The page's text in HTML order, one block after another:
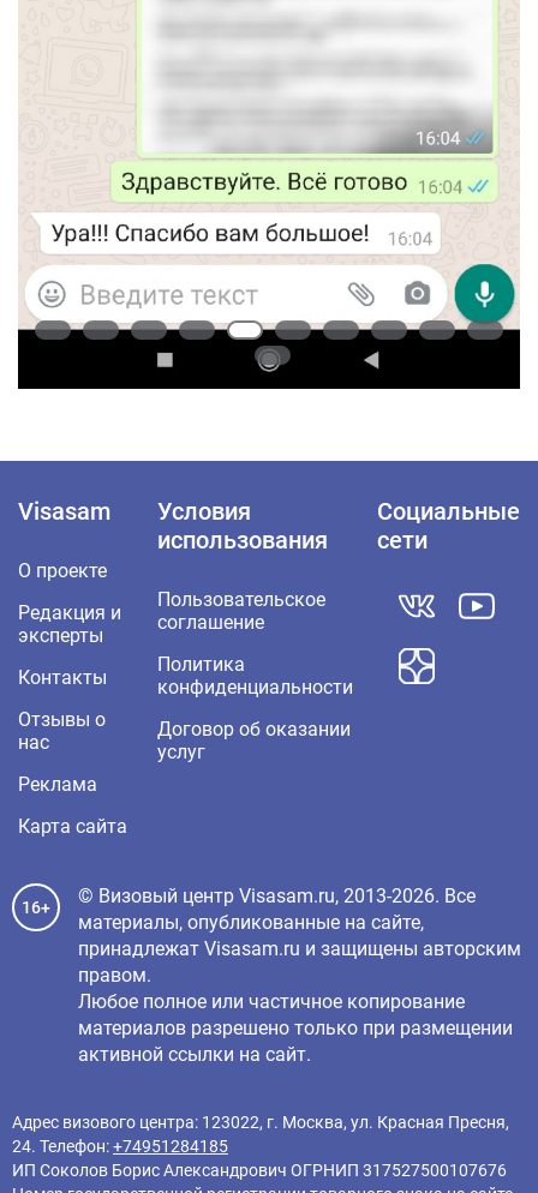
Visasam
О проекте
Редакция и
эксперты
Контакты
Отзывы о
нас
Реклама
Карта сайта
Условия
использования
Пользовательское
соглашение
Политика
конфиденциальности
Договор об оказании
услуг
Социальные
сети
16+
© Визовый центр Visasam.ru, 2013-2026. Все
материалы, опубликованные на сайте,
принадлежат Visasam.ru и защищены авторским
правом.
Любое полное или частичное копирование
материалов разрешено только при размещении
активной ссылки на сайт.
Адрес визового центра: 123022, г. Москва, ул. Красная Пресня,
24. Телефон:+74951284185
ИП Соколов Борис Александрович ОГРНИП 317527500107676